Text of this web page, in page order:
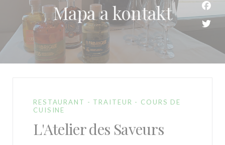
Mapa a kontakt
RESTAURANT - TRAITEUR - COURS DE
CUISINE
L'Atelier des Saveurs